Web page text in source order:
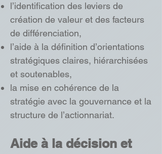
l’identification des leviers de
création de valeur et des facteurs
de différenciation,
l’aide à la définition d’orientations
stratégiques claires, hiérarchisées
et soutenables,
la mise en cohérence de la
stratégie avec la gouvernance et la
structure de l’actionnariat.
Aide à la décision et